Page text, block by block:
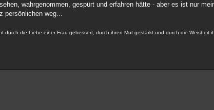
wahrgenommen, gespürt und erfahren hätte - aber es ist nur
persönlichen weg...
die Liebe einer Frau gebessert, durch ihren Mut gestärkt und durch die Weisheit